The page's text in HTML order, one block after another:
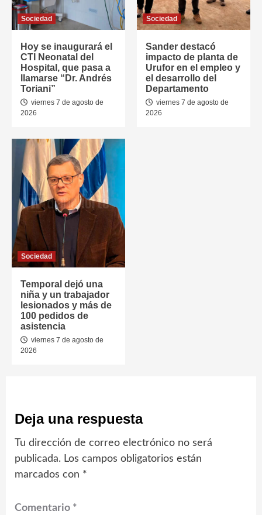
Sociedad
Hoy se inaugurará el
CTI Neonatal del
Hospital, que pasa a
llamarse “Dr. Andrés
Toriani”
viernes 7 de agosto de
2026
Sociedad
Sander destacó
impacto de planta de
Urufor en el empleo y
el desarrollo del
Departamento
viernes 7 de agosto de
2026
Sociedad
Temporal dejó una
niña y un trabajador
lesionados y más de
100 pedidos de
asistencia
viernes 7 de agosto de
2026
Deja una respuesta
Tu dirección de correo electrónico no será
publicada. Los campos obligatorios están
marcados con *
Comentario *